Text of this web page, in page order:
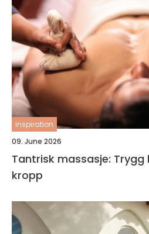
inspiration
09. June 2026
Tantrisk massasje:
kropp